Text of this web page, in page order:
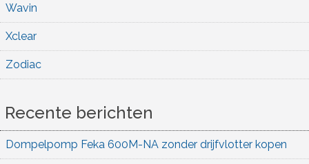
Wavin
Xclear
Zodiac
Recente berichten
Dompelpomp Feka 600M-NA zonder drijfvlotter kopen